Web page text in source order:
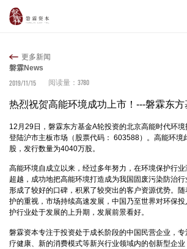
更多新闻
磐霖News
2019/11/15
阅读量： 3780
热烈祝贺高能环境成功上市！---磐霖东
12月29日，磐霖东方基金A轮投资的北京高能时代环
登陆沪市主板市场（股票代码： 603588）。高能环境
股，发行数量为4040万股。
高能环境自成立以来，经过多年努力，在环境保护行
超越，成功地把高能环境打造成为我国固废污染防治
形成了较好的口碑，积累了较突出的客户资源优势。
护的重视，市场持续高速发展，中国乃至世界对环保
护行业处于发展的上升期，发展前景看好。
磐霖资本专注于投资处于成长阶段的中国民营企业，
疗健康、新的消费模式等新兴行业领域内的创新型企